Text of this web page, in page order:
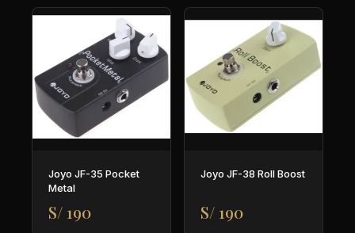
Joyo JF-35 Pocket
Metal
S/ 190
Joyo JF-38 Roll Boost
S/ 190